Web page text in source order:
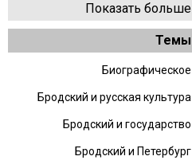
Показать больше
Темы
Биографическое
Бродский и русская культура
Бродский и государство
Бродский и Петербург